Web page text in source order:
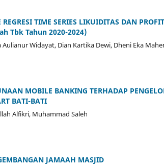
REGRESI TIME SERIES LIKUIDITAS DAN
Tbk Tahun 2020-2024)
Widayat, Dian Kartika Dewi, Dheni Eka
MOBILE BANKING TERHADAP
BATI-BATI
Alfikri, Muhammad Saleh
JAMAAH MASJID